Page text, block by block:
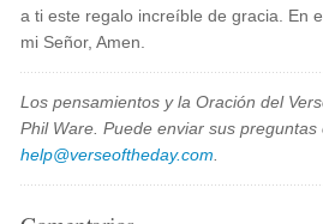
a ti este regalo increíble de gracia. En
mi Señor, Amen.
Los pensamientos y la Oración del
Phil Ware. Puede enviar sus preguntas
help@verseoftheday.com